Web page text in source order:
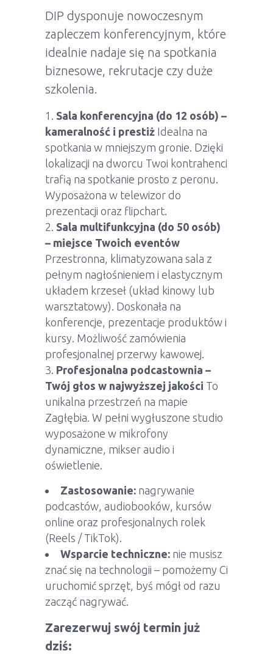
DIP dysponuje nowoczesnym
zapleczem konferencyjnym, które
idealnie nadaje się na spotkania
biznesowe, rekrutacje czy duże
szkolenia.
Sala konferencyjna (do 12 osób) –
kameralność i prestiż Idealna na
spotkania w mniejszym gronie. Dzięki
lokalizacji na dworcu Twoi kontrahenci
trafią na spotkanie prosto z peronu.
Wyposażona w telewizor do
prezentacji oraz flipchart.
Sala multifunkcyjna (do 50 osób)
– miejsce Twoich eventów
Przestronna, klimatyzowana sala z
pełnym nagłośnieniem i elastycznym
układem krzeseł (układ kinowy lub
warsztatowy). Doskonała na
konferencje, prezentacje produktów i
kursy. Możliwość zamówienia
profesjonalnej przerwy kawowej.
Profesjonalna podcastownia –
Twój głos w najwyższej jakości To
unikalna przestrzeń na mapie
Zagłębia. W pełni wygłuszone studio
wyposażone w mikrofony
dynamiczne, mikser audio i
oświetlenie.
Zastosowanie: nagrywanie
podcastów, audiobooków, kursów
online oraz profesjonalnych rolek
(Reels / TikTok).
Wsparcie techniczne: nie musisz
znać się na technologii – pomożemy Ci
uruchomić sprzęt, byś mógł od razu
zacząć nagrywać.
Zarezerwuj swój termin już
dziś: